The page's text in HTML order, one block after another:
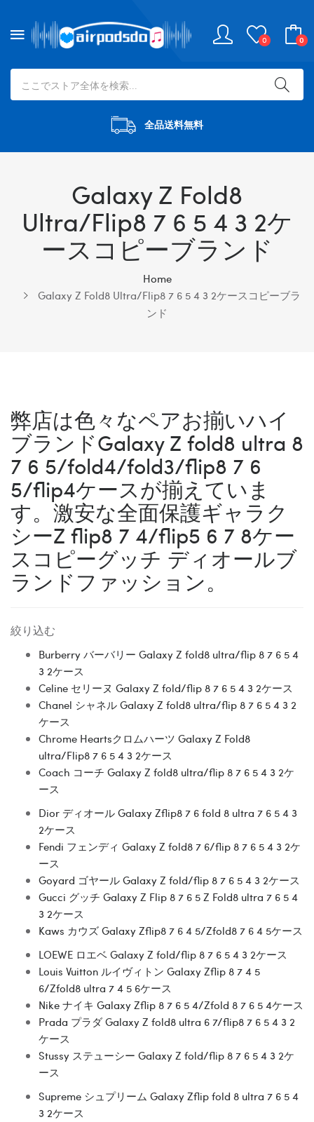
0 0
全品送料無料
Galaxy Z Fold8
Ultra/flip8 7 6 5 4 3 2ケ
ースコピーブランド
Home
Galaxy Z Fold8 Ultra/flip8 7 6 5 4 3 2ケースコピーブラ
ンド
弊店は色々なペアお揃いハイ
ブランドGalaxy Z fold8 ultra 8
7 6 5/fold4/fold3/flip8 7 6
5/flip4ケースが揃えていま
す。激安な全面保護ギャラク
シーZ flip8 7 4/flip5 6 7 8ケー
スコピーグッチ ディオールブ
ランドファッション。
絞り込む
Burberry バーバリー Galaxy Z fold8 ultra/flip 8 7 6 5 4
3 2ケース
Celine セリーヌ Galaxy Z fold/flip 8 7 6 5 4 3 2ケース
Chanel シャネル Galaxy Z fold8 ultra/flip 8 7 6 5 4 3 2
ケース
Chrome Heartsクロムハーツ Galaxy Z Fold8
ultra/Flip8 7 6 5 4 3 2ケース
Coach コーチ Galaxy Z fold8 ultra/flip 8 7 6 5 4 3 2ケ
ース
Dior ディオール Galaxy Zflip8 7 6 fold 8 ultra 7 6 5 4 3
2ケース
Fendi フェンディ Galaxy Z fold8 7 6/flip 8 7 6 5 4 3 2ケ
ース
Goyard ゴヤール Galaxy Z fold/flip 8 7 6 5 4 3 2ケース
Gucci グッチ Galaxy Z Flip 8 7 6 5 Z Fold8 ultra 7 6 5 4
3 2ケース
Kaws カウズ Galaxy Zflip8 7 6 4 5/Zfold8 7 6 4 5ケース
LOEWE ロエベ Galaxy Z fold/flip 8 7 6 5 4 3 2ケース
Louis Vuitton ルイヴィトン Galaxy Zflip 8 7 4 5
6/Zfold8 ultra 7 4 5 6ケース
Nike ナイキ Galaxy Zflip 8 7 6 5 4/Zfold 8 7 6 5 4ケース
Prada プラダ Galaxy Z fold8 ultra 6 7/flip8 7 6 5 4 3 2
ケース
Stussy ステューシー Galaxy Z fold/flip 8 7 6 5 4 3 2ケ
ース
Supreme シュプリーム Galaxy Zflip fold 8 ultra 7 6 5 4
3 2ケース